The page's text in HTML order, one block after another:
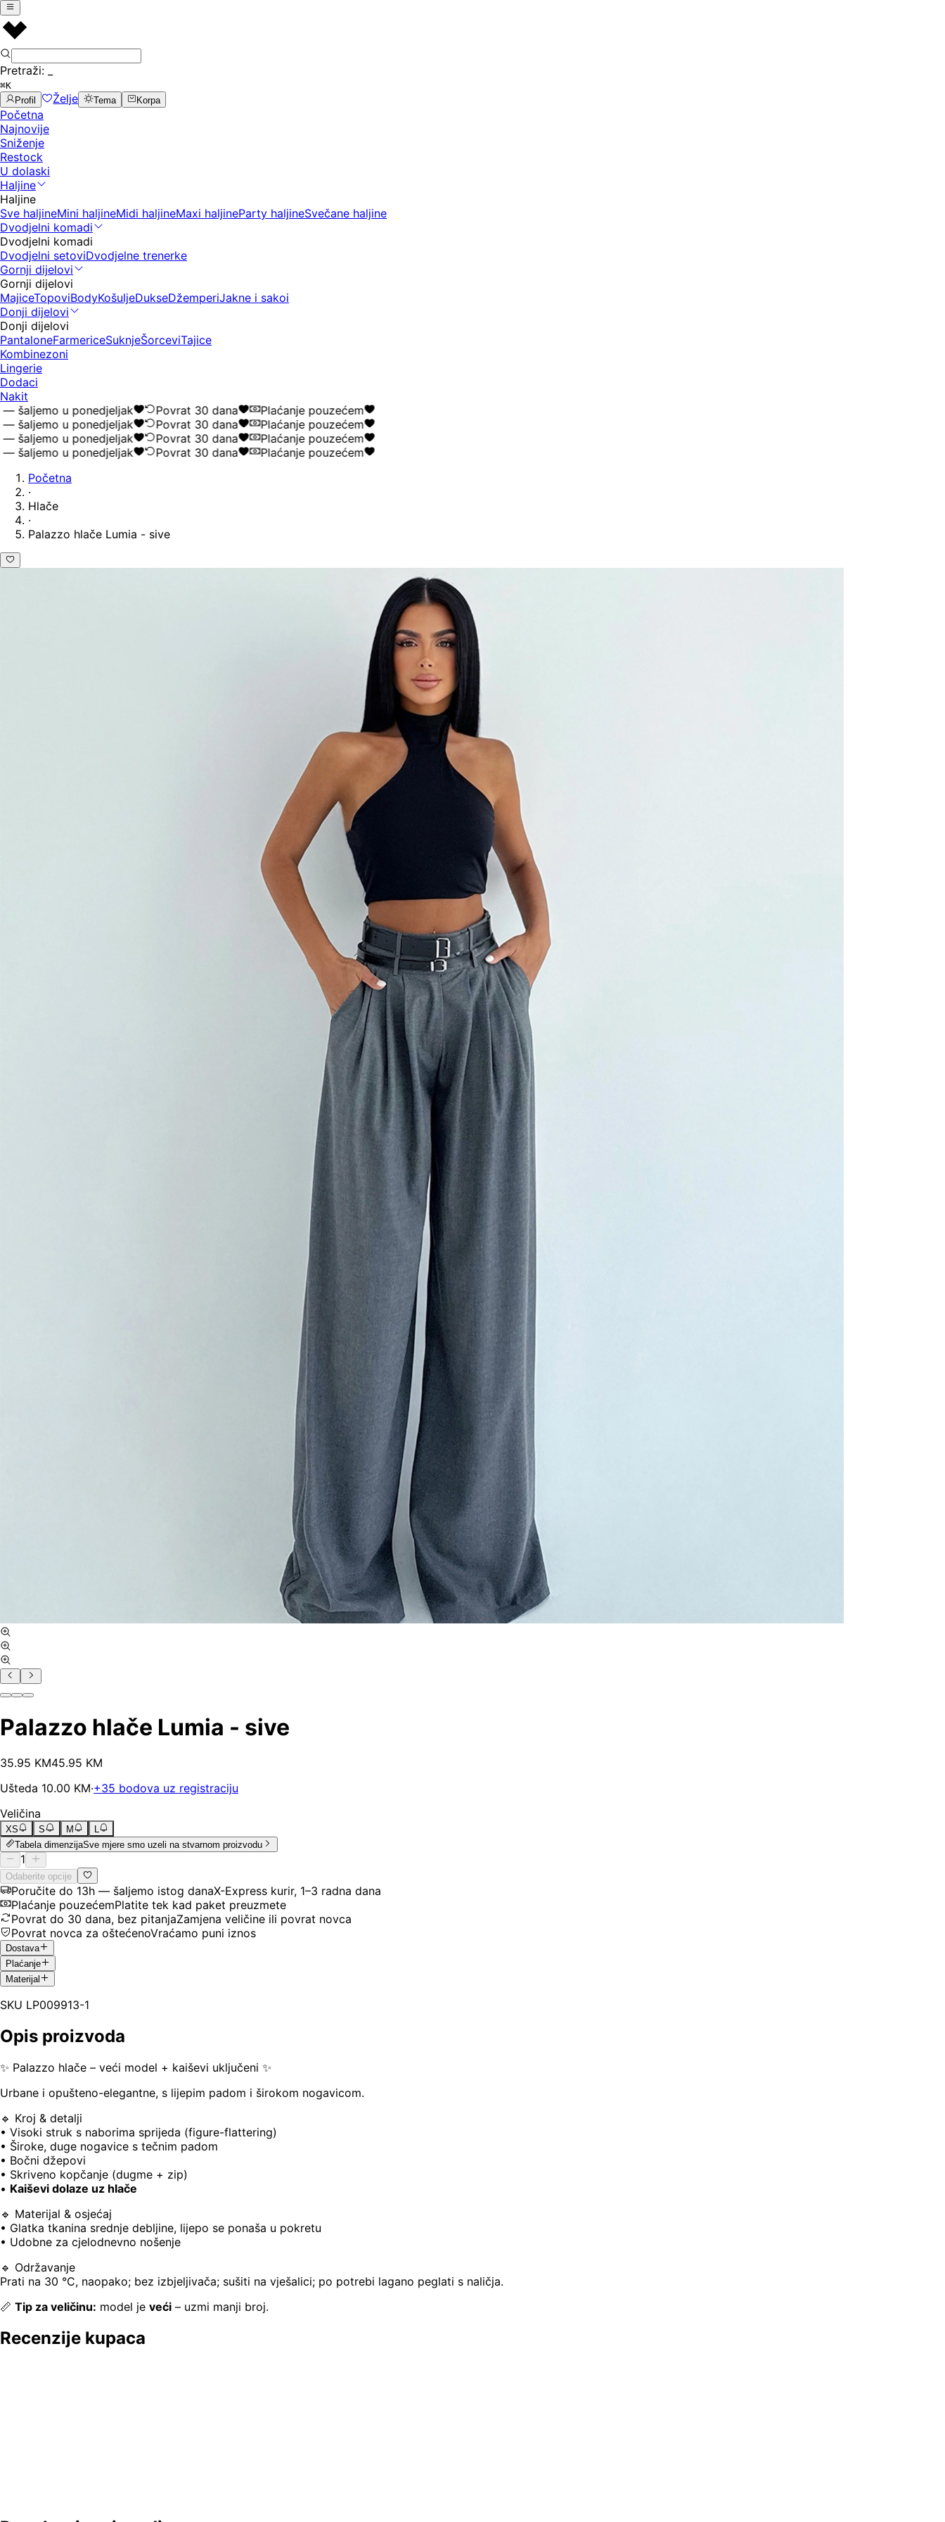
Pretraži:
⌘K
Profil
Želje Tema Korpa
Početna
Najnovije
Sniženje
Restock
U dolaski
Haljine
Haljine
Sve haljineMini haljineMidi haljineMaxi haljineParty haljineSvečane haljine
Dvodjelni komadi
Dvodjelni komadi
Dvodjelni setoviDvodjelne trenerke
Gornji dijelovi
Gornji dijelovi
MajiceTopoviBodyKošuljeDukseDžemperiJakne i sakoi
Donji dijelovi
Donji dijelovi
PantaloneFarmericeSuknjeŠorceviTajice
Kombinezoni
Lingerie
Dodaci
Nakit
u ponedjeljak
Povrat 30 dana
Plaćanje pouzećem
u ponedjeljak
Povrat 30 dana
Plaćanje pouzećem
u ponedjeljak
Povrat 30 dana
Plaćanje pouzećem
u ponedjeljak
Povrat 30 dana
Plaćanje pouzećem
Početna
·
Hlače
·
Palazzo hlače Lumia - sive
Palazzo hlače Lumia - sive
35.95 KM45.95 KM
Ušteda 10.00 KM·+35 bodova uz registraciju
Veličina
XS S M
L
Tabela dimenzijaSve mjere smo uzeli na stvarnom proizvodu
1
Odaberite opcije
Poručite do 13h — šaljemo istog danaX-Express kurir, 1–3 radna dana
Plaćanje pouzećemPlatite tek kad paket preuzmete
Povrat do 30 dana, bez pitanjaZamjena veličine ili povrat novca
Povrat novca za oštećenoVraćamo puni iznos
Dostava
Plaćanje
Materijal
SKU LP009913-1
Opis proizvoda
✨ Palazzo hlače – veći model + kaiševi uključeni ✨
Urbane i opušteno-elegantne, s lijepim padom i širokom nogavicom.
🔹 Kroj & detalji
• Visoki struk s naborima sprijeda (figure-flattering)
• Široke, duge nogavice s tečnim padom
• Bočni džepovi
• Skriveno kopčanje (dugme + zip)
• Kaiševi dolaze uz hlače
🔹 Materijal & osjećaj
• Glatka tkanina srednje debljine, lijepo se ponaša u pokretu
• Udobne za cjelodnevno nošenje
🔹 Održavanje
Prati na 30 °C, naopako; bez izbjeljivača; sušiti na vješalici; po potrebi lagano peglati s naličja.
📏 Tip za veličinu: model je veći – uzmi manji broj.
Recenzije kupaca